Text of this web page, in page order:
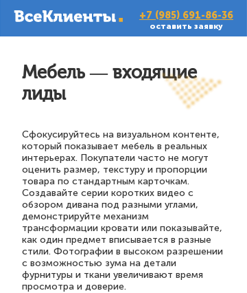
+7 (985) 691-86-36
оставить заявку
Мебель — входящие
лиды
Сфокусируйтесь на визуальном контенте,
который показывает мебель в реальных
интерьерах. Покупатели часто не могут
оценить размер, текстуру и пропорции
товара по стандартным карточкам.
Создавайте серии коротких видео с
обзором дивана под разными углами,
демонстрируйте механизм
трансформации кровати или показывайте,
как один предмет вписывается в разные
стили. Фотографии в высоком разрешении
с возможностью зума на детали
фурнитуры и ткани увеличивают время
просмотра и доверие.